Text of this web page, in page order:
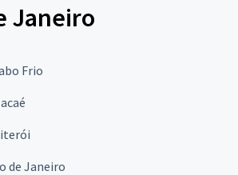
Janeiro
Frio
de Janeiro